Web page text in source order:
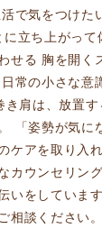
で気をつけた
立ち上がっ
せる 胸を開く
常の小さな意
肩は、放置
「姿勢が気に
ケアを取り入
カウンセリン
いをしていま
相談ください。